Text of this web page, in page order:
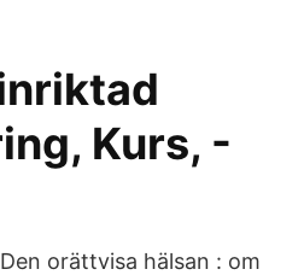
Kurs, -
orättvisa hälsan : om